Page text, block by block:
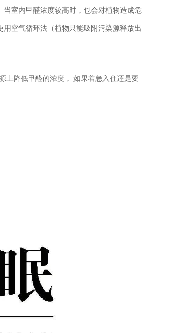
室内甲醛浓度较高时，也会对植物造成危
空气循环法（植物只能吸附污染源释放出
降低甲醛的浓度， 如果着急入住还是要